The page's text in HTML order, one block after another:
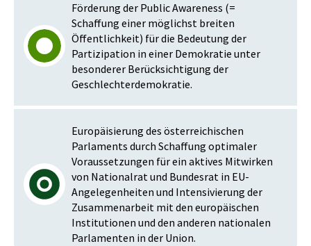
Förderung der Public Awareness (=
Schaffung einer möglichst breiten
Öffentlichkeit) für die Bedeutung der
Partizipation in einer Demokratie unter
besonderer Berücksichtigung der
Geschlechterdemokratie.
Europäisierung des österreichischen
Parlaments durch Schaffung optimaler
Voraussetzungen für ein aktives Mitwirken
von Nationalrat und Bundesrat in EU-
Angelegenheiten und Intensivierung der
Zusammenarbeit mit den europäischen
Institutionen und den anderen nationalen
Parlamenten in der Union.